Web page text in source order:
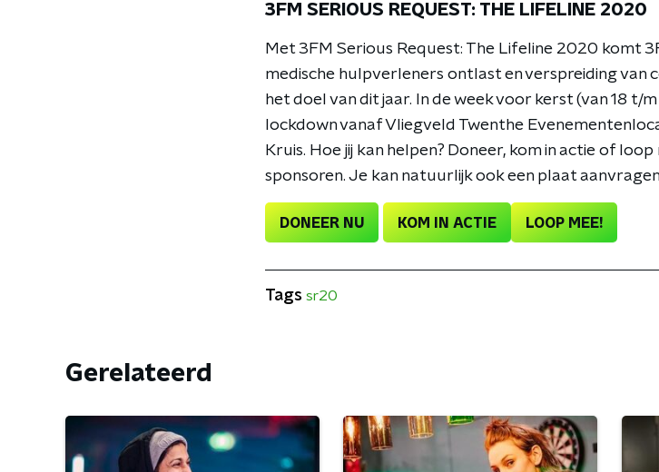
3FM SERIOUS REQUEST: THE LIFELINE 2020
Met 3FM Serious Request: The Lifeline 2020 komt
medische hulpverleners ontlast en verspreiding van
het doel van dit jaar. In de week voor kerst (van 18 t/
lockdown vanaf Vliegveld Twenthe
Kruis. Hoe jij kan helpen? Doneer, kom in actie of
sponsoren. Je kan natuurlijk ook een plaat
DONEER NU KOM IN ACTIE LOOP MEE!
Tags sr20
Gerelateerd